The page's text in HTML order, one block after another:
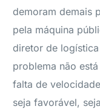
demoram demais
pela máquina
diretor de logística
problema não
falta de
seja favorável,